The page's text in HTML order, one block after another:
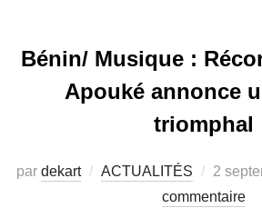
Bénin/ Musique :
Apouké annonce
triomphal
par dekart ACTUALITÉS 2
commentaire